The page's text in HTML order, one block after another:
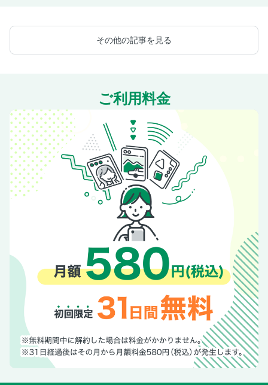
その他の記事を見る
ご利用料金